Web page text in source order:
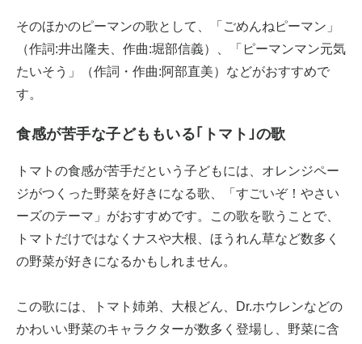
そのほかのピーマンの歌として、「ごめんねピーマン」
（作詞:井出隆夫、作曲:堀部信義）、「ピーマンマン元気
たいそう」（作詞・作曲:阿部直美）などがおすすめで
す。
食感が苦手な子どももいる｢トマト｣の歌
トマトの食感が苦手だという子どもには、オレンジペー
ジがつくった野菜を好きになる歌、「すごいぞ！やさい
ーズのテーマ」がおすすめです。この歌を歌うことで、
トマトだけではなくナスや大根、ほうれん草など数多く
の野菜が好きになるかもしれません。
この歌には、トマト姉弟、大根どん、Dr.ホウレンなどの
かわいい野菜のキャラクターが数多く登場し、野菜に含